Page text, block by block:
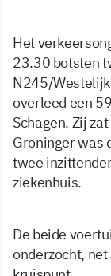
Het
23.30 botsten
N245/
overleed een
Schagen. Zij
Groninger was
twee
ziekenhuis.
De beide
onderzocht,